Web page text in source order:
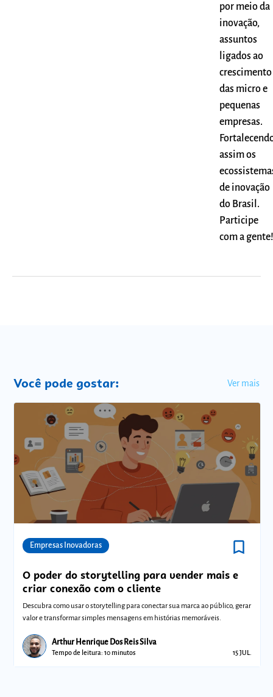
por meio da
inovação,
assuntos
ligados ao
crescimento
das micro e
pequenas
empresas.
assim os
de inovação
do Brasil.
Participe
com a gente!
Você pode gostar: Ver mais
Empresas Inovadoras bookmark_border
O poder do storytelling para vender mais e
criar conexão com o cliente
Descubra como usar o storytelling para conectar sua marca ao público, gerar
valor e transformar simples mensagens em histórias memoráveis.
Arthur Henrique Dos Reis Silva
Tempo de leitura: 10 minutos 15 JUL.